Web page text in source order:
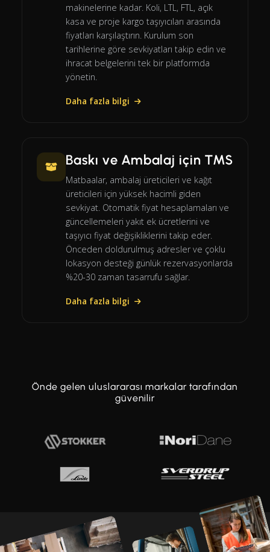
makinelerine kadar. Koli, LTL, FTL, açık
kasa ve proje kargo taşıyıcıları arasında
fiyatları karşılaştırın. Kurulum son
tarihlerine göre sevkiyatları takip edin ve
ihracat belgelerini tek bir platformda
yönetin.
Daha fazla bilgi
Baskı ve Ambalaj için TMS
Matbaalar, ambalaj üreticileri ve kağıt
üreticileri için yüksek hacimli giden
sevkiyat. Otomatik fiyat hesaplamaları ve
güncellemeleri yakıt ek ücretlerini ve
taşıyıcı fiyat değişikliklerini takip eder.
Önceden doldurulmuş adresler ve çoklu
lokasyon desteği günlük rezervasyonlarda
%20-30 zaman tasarrufu sağlar.
Daha fazla bilgi
Önde gelen uluslararası markalar tarafından
güvenilir